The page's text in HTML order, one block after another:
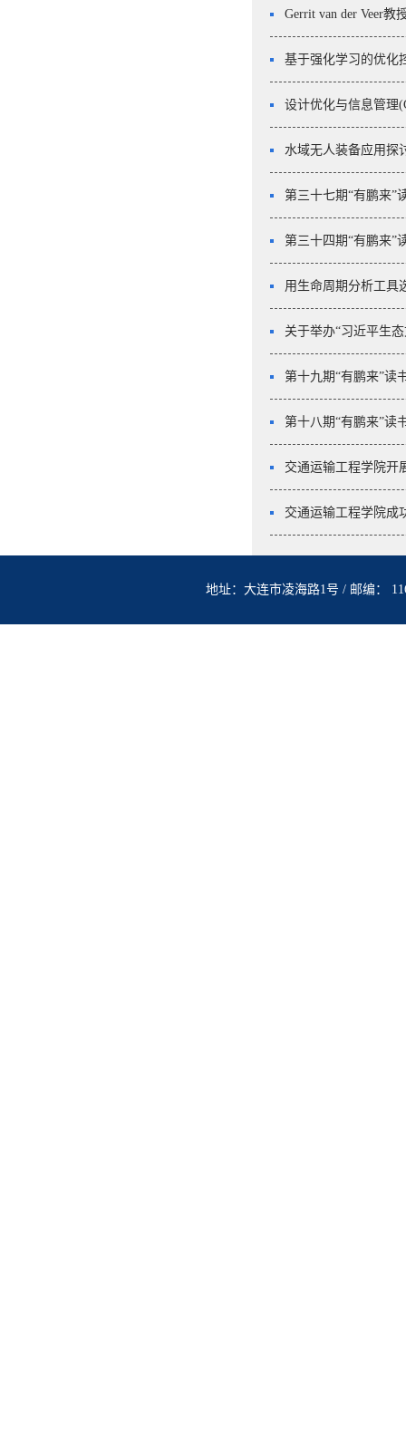
Gerrit van der Veer教
基于强化学习的优化
设计优化与信息管理
水域无人装备应用探
第三十七期“有鹏来”
第三十四期“有鹏来”
用生命周期分析工具
关于举办“习近平生
第十九期“有鹏来”读
第十八期“有鹏来”读
交通运输工程学院开
交通运输工程学院成
地址：大连市凌海路1号 / 邮编：